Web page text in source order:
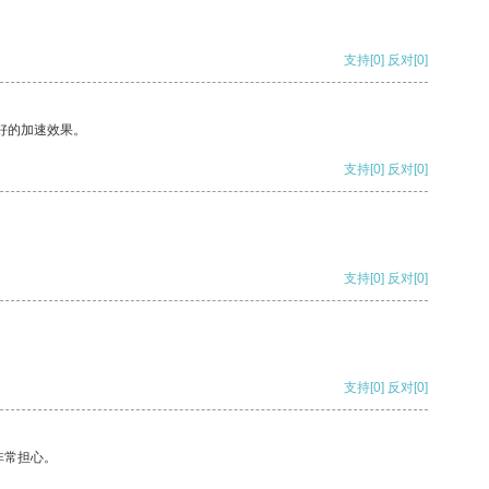
支持[0] 反对[0]
加速效果。
支持[0] 反对[0]
支持[0] 反对[0]
支持[0] 反对[0]
担心。